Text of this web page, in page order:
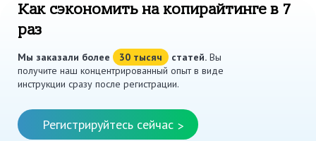
Как сэкономить на копирайтинге в 7
раз
Мы заказали более 30 тысяч статей. Вы
получите наш концентрированный опыт в виде
инструкции сразу после регистрации.
Регистрируйтесь сейчас >